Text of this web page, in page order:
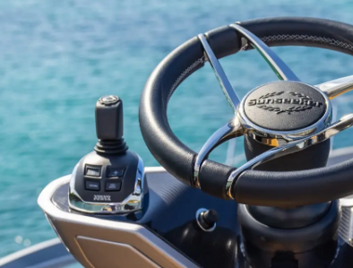
Recruitment